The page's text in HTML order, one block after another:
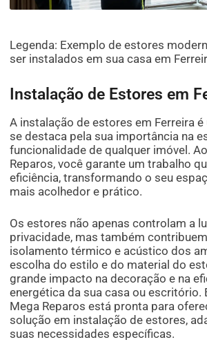
Legenda: Exemplo de estores
ser instalados em sua casa em
Instalação de Estores em
A instalação de estores em Ferreira
se destaca pela sua importância na
funcionalidade de qualquer imóvel.
Reparos, você garante um trabalho
eficiência, transformando o seu
mais acolhedor e prático.
Os estores não apenas controlam a
privacidade, mas também
isolamento térmico e acústico dos
escolha do estilo e do material do
grande impacto na decoração e na
energética da sua casa ou escritório.
Mega Reparos está pronta para
solução em instalação de estores,
suas necessidades específicas.